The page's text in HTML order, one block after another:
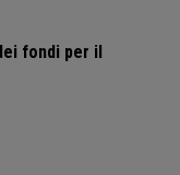
fondi per il